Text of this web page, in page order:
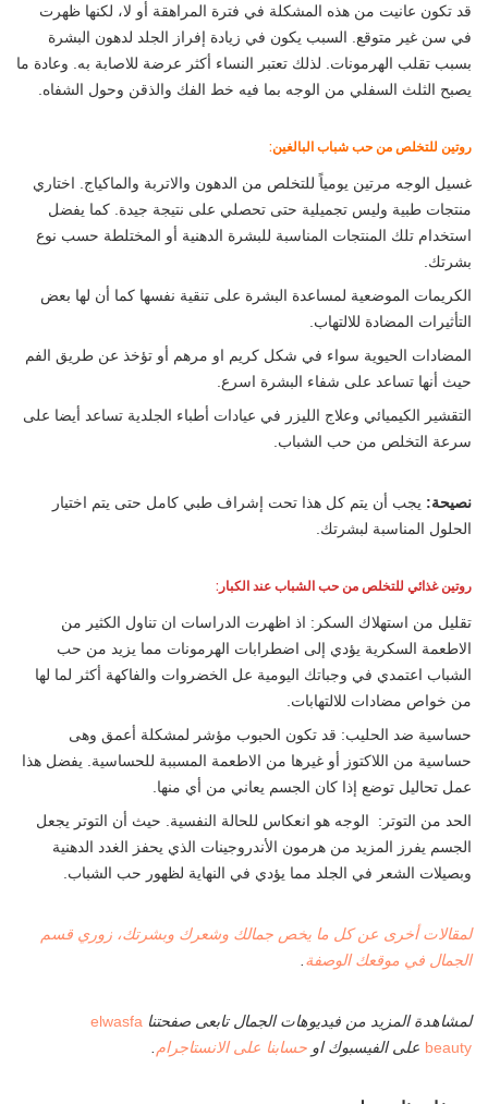
قد تكون عانيت من هذه المشكلة في فترة المراهقة أو لا، لكنها ظهرت
في سن غير متوقع. السبب يكون في زيادة إفراز الجلد لدهون البشرة
بسبب تقلب الهرمونات. لذلك تعتبر النساء أكثر عرضة للاصابة به. وعادة ما
يصبح الثلث السفلي من الوجه بما فيه خط الفك والذقن وحول الشفاه.
روتين للتخلص من حب شباب البالغين:
غسيل الوجه مرتين يومياً للتخلص من الدهون والاتربة والماكياج. اختاري
منتجات طبية وليس تجميلية حتى تحصلي على نتيجة جيدة. كما يفضل
استخدام تلك المنتجات المناسبة للبشرة الدهنية أو المختلطة حسب نوع
بشرتك.
الكريمات الموضعية لمساعدة البشرة على تنقية نفسها كما أن لها بعض
التأثيرات المضادة للالتهاب.
المضادات الحيوية سواء في شكل كريم او مرهم أو تؤخذ عن طريق الفم
حيث أنها تساعد على شفاء البشرة اسرع.
التقشير الكيميائي وعلاج الليزر في عيادات أطباء الجلدية تساعد أيضا على
سرعة التخلص من حب الشباب.
نصيحة: يجب أن يتم كل هذا تحت إشراف طبي كامل حتى يتم اختيار
الحلول المناسبة لبشرتك.
روتين غذائي للتخلص من حب الشباب عند الكبار:
تقليل من استهلاك السكر: اذ اظهرت الدراسات ان تناول الكثير من
الاطعمة السكرية يؤدي إلى اضطرابات الهرمونات مما يزيد من حب
الشباب اعتمدي في وجباتك اليومية عل الخضروات والفاكهة أكثر لما لها
من خواص مضادات للالتهابات.
حساسية ضد الحليب: قد تكون الحبوب مؤشر لمشكلة أعمق وهى
حساسية من اللاكتوز أو غيرها من الاطعمة المسببة للحساسية. يفضل هذا
عمل تحاليل توضع إذا كان الجسم يعاني من أي منها.
الحد من التوتر: الوجه هو انعكاس للحالة النفسية. حيث أن التوتر يجعل
الجسم يفرز المزيد من هرمون الأندروجينات الذي يحفز الغدد الدهنية
وبصيلات الشعر في الجلد مما يؤدي في النهاية لظهور حب الشباب.
لمقالات أخرى عن كل ما يخص جمالك وشعرك وبشرتك، زوري قسم
الجمال في موقعك الوصفة
لمشاهدة المزيد من فيديوهات الجمال تابعى صفحتنا elwasfa
beauty على الفيسبوك او حسابنا على الانستاجرام